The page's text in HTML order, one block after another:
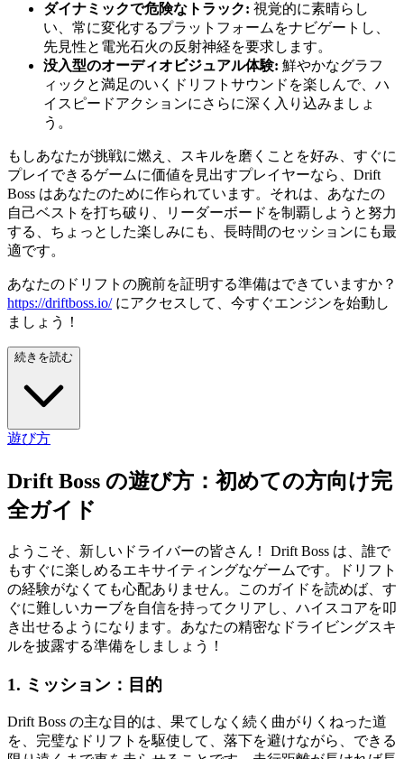
ダイナミックで危険なトラック: 視覚的に素晴らし
い、常に変化するプラットフォームをナビゲートし、
先見性と電光石火の反射神経を要求します。
没入型のオーディオビジュアル体験: 鮮やかなグラフ
ィックと満足のいくドリフトサウンドを楽しんで、ハ
イスピードアクションにさらに深く入り込みましょ
う。
もしあなたが挑戦に燃え、スキルを磨くことを好み、すぐに
プレイできるゲームに価値を見出すプレイヤーなら、Drift
Boss はあなたのために作られています。それは、あなたの
自己ベストを打ち破り、リーダーボードを制覇しようと努力
する、ちょっとした楽しみにも、長時間のセッションにも最
適です。
あなたのドリフトの腕前を証明する準備はできていますか？
https://driftboss.io/にアクセスして、今すぐエンジンを始動し
ましょう！
続きを読む
遊び方
Drift Boss の遊び方：初めての方向け完
全ガイド
ようこそ、新しいドライバーの皆さん！ Drift Boss は、誰で
もすぐに楽しめるエキサイティングなゲームです。ドリフト
の経験がなくても心配ありません。このガイドを読めば、す
ぐに難しいカーブを自信を持ってクリアし、ハイスコアを叩
き出せるようになります。あなたの精密なドライビングスキ
ルを披露する準備をしましょう！
1. ミッション：目的
Drift Boss の主な目的は、果てしなく続く曲がりくねった道
を、完璧なドリフトを駆使して、落下を避けながら、できる